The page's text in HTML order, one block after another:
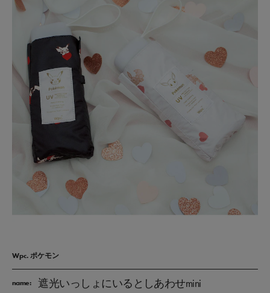
Wpc. ポケモン
name: 遮光いっしょにいるとしあわせmini